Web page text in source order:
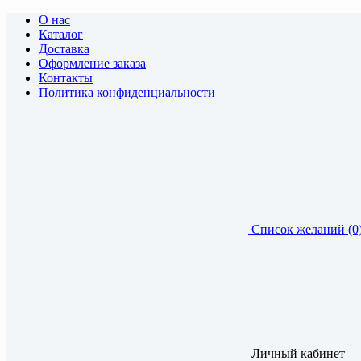
О нас
Каталог
Доставка
Оформление заказа
Контакты
Политика конфиденциальности
Список желаний
Личный кабинет